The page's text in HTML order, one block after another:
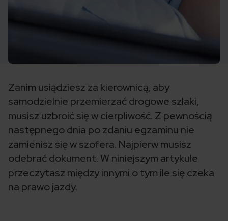
Zanim usiądziesz za kierownicą, aby
samodzielnie przemierzać drogowe szlaki,
musisz uzbroić się w cierpliwość. Z pewnością
następnego dnia po zdaniu egzaminu nie
zamienisz się w szofera. Najpierw musisz
odebrać dokument. W niniejszym artykule
przeczytasz między innymi o tym ile się czeka
na prawo jazdy.